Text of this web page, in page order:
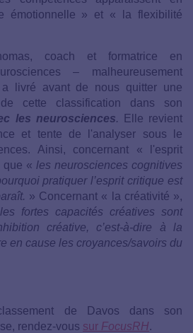
émotionnelle » et « la flexibilité
coach et formatrice en
– malheureusement
a livré avant de nous quitter une
de cette classification dans son
les neurosciences. Elle revient
et tente de l'analyser sous le
Ainsi, concernant « l'esprit
que « les neurosciences cognitives
pratiquer l’esprit critique est
» Concernant « la créativité »,
les fortes capacités créatives sont
créative, c’est-à-dire à la
en cause les croyances/savoirs du
de Davos dans son
rendez-vous sur FocusRH.